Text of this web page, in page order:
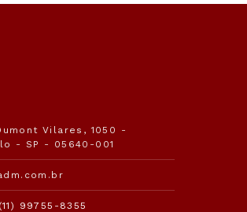
Vilares, 1050 -
- SP - 05640-001
(11) 99755-8355